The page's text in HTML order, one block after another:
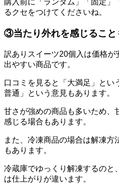
購入前に「ランダム」「固定」
るクセをつけてくださいね。
③当たり外れを感じること
訳ありスイーツ20個入は価格
出やすい商品です。
口コミを見ると「大満足」とい
普通」という意見もあります。
甘さが強めの商品も多いため、
感じる場合もあります。
また、冷凍商品の場合は解凍方
もあります。
冷蔵庫でゆっくり解凍するのと
は仕上がりが違います。